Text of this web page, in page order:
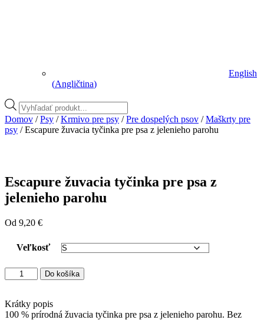
English
(Angličtina)
Vyhľadávanie
produktov
Domov /Psy /Krmivo pre psy /Pre dospelých psov /Maškrty pre
psy / Escapure žuvacia tyčinka pre psa z jelenieho parohu
Escapure žuvacia tyčinka pre psa z
jelenieho parohu
Od 9,20 €
Veľkosť
množstvo
Escapure
tyčinka
pre
Do košíka
Krátky popis
100 % prírodná žuvacia tyčinka pre psa z jelenieho parohu. Bez